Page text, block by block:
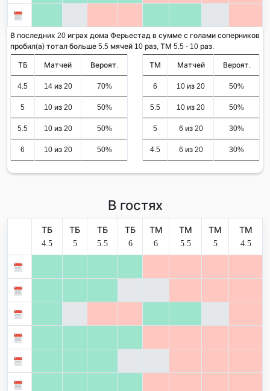
В последних 20 играх дома Ферьестад в сумме с голами соперников
пробил(а) тотал больше 5.5 мячей 10 раз, ТМ 5.5 - 10 раз.
ТБ Матчей Вероят.
4.5 14 из 20 70%
5 10 из 20 50%
5.5 10 из 20 50%
6 10 из 20 50%
ТМ Матчей Вероят.
6 10 из 20 50%
5.5 10 из 20 50%
5 6 из 20 30%
4.5 6 из 20 30%
В гостях
ТБ
4.5
ТБ
5
ТБ
5.5
ТБ
6
ТМ
6
ТМ
5.5
ТМ
5
ТМ
4.5